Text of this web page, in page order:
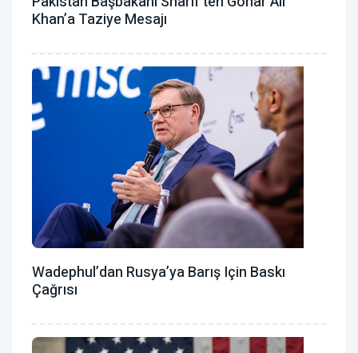
Khan’a Taziye Mesajı
Wadephul’dan Rusya’ya Barış Için Baskı
Çağrısı